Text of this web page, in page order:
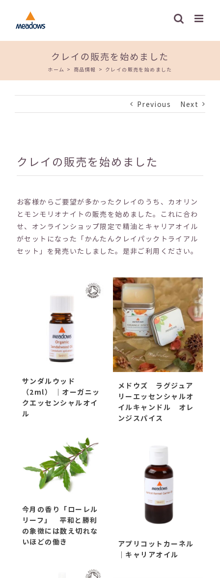
content
クレイの販売を始めました
ホーム > 商品情報 > クレイの販売を始めました
Previous Next
クレイの販売を始めました
お客様からご要望が多かったクレイのうち、カオリン
とモンモリオナイトの販売を始めました。これに合わ
せ、オンラインショップ限定で精油とキャリアオイル
がセットになった「かんたんクレイパックトライアル
セット」を発売いたしました。是非ご利用ください。
サンダルウッド
（2ml） ｜オーガニッ
クエッセンシャルオイ
ル
メドウズ ラグジュア
リーエッセンシャルオ
イルキャンドル オレ
ンジスパイス
今月の香り「ローレル
リーフ」 平和と勝利
の象徴には数え切れな
いほどの働き
アプリコットカーネル
｜キャリアオイル